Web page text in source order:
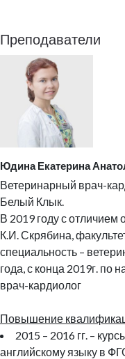
Преподаватели
Юдина Екатерина
Ветеринарный врач-
Белый Клык.
В 2019 году с
К.И. Скрябина,
специальность –
года, с конца 2019г. по
врач-кардиолог
Повышение
2015 – 2016 гг. –
английскому языку в